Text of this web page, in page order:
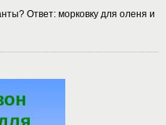
Ответ: морковку для оленя и